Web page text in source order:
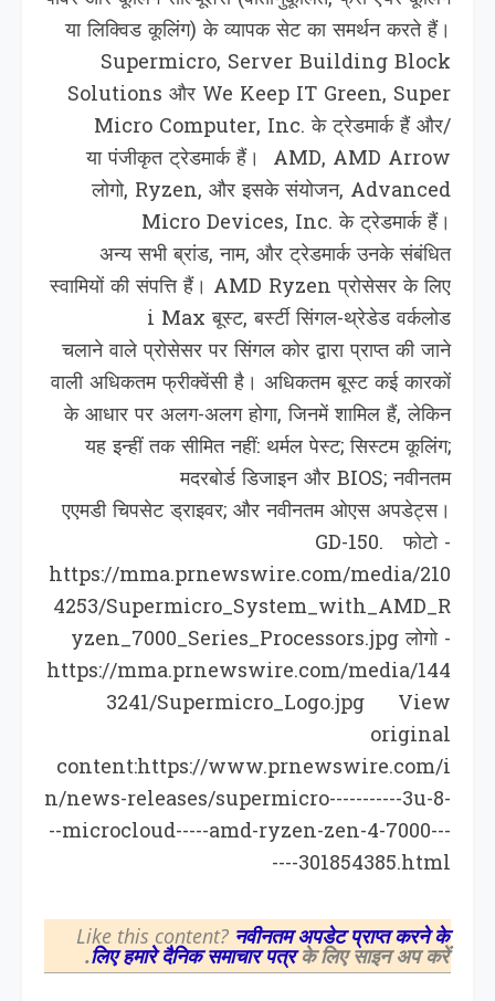
या लिक्विड कूलिंग) के व्यापक सेट का समर्थन करते हैं।
Supermicro, Server Building Block
Solutions और We Keep IT Green, Super
Micro Computer, Inc. के ट्रेडमार्क हैं और/
या पंजीकृत ट्रेडमार्क हैं। AMD, AMD Arrow
लोगो, Ryzen, और इसके संयोजन, Advanced
Micro Devices, Inc. के ट्रेडमार्क हैं।
अन्य सभी ब्रांड, नाम, और ट्रेडमार्क उनके संबंधित
स्वामियों की संपत्ति हैं। AMD Ryzen प्रोसेसर के लिए
i Max बूस्ट, बर्स्टी सिंगल-थ्रेडेड वर्कलोड
चलाने वाले प्रोसेसर पर सिंगल कोर द्वारा प्राप्त की जाने
वाली अधिकतम फ्रीक्वेंसी है। अधिकतम बूस्ट कई कारकों
के आधार पर अलग-अलग होगा, जिनमें शामिल हैं, लेकिन
यह इन्हीं तक सीमित नहीं: थर्मल पेस्ट; सिस्टम कूलिंग;
मदरबोर्ड डिजाइन और BIOS; नवीनतम
एएमडी चिपसेट ड्राइवर; और नवीनतम ओएस अपडेट्स।
GD-150. फोटो -
https://mma.prnewswire.com/media/210
4253/Supermicro_System_with_AMD_R
yzen_7000_Series_Processors.jpg लोगो -
https://mma.prnewswire.com/media/144
3241/Supermicro_Logo.jpg View
original
content:https://www.prnewswire.com/i
n/news-releases/supermicro-----------3u-8-
--microcloud-----amd-ryzen-zen-4-7000---
----301854385.html
Like this content? नवीनतम अपडेट प्राप्त करने के
लिए हमारे दैनिक समाचार पत्रके लिए साइन अप करें.